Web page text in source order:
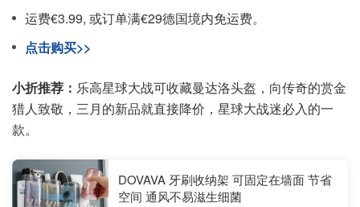
运费€3.99, 或订单满€29德国境内免运费。
点击购买>>
小折推荐： 乐高星球大战可收藏曼达洛头盔，向传奇的赏金
猎人致敬，三月的新品就直接降价，星球大战迷必入的一
款。
DOVAVA 牙刷收纳架 可固定在墙面 节省
空间 通风不易滋生细菌